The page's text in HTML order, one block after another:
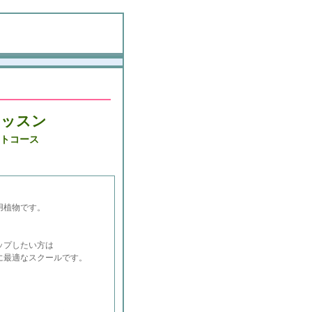
スン
コース
物です。
プしたい方は
適なスクールです。